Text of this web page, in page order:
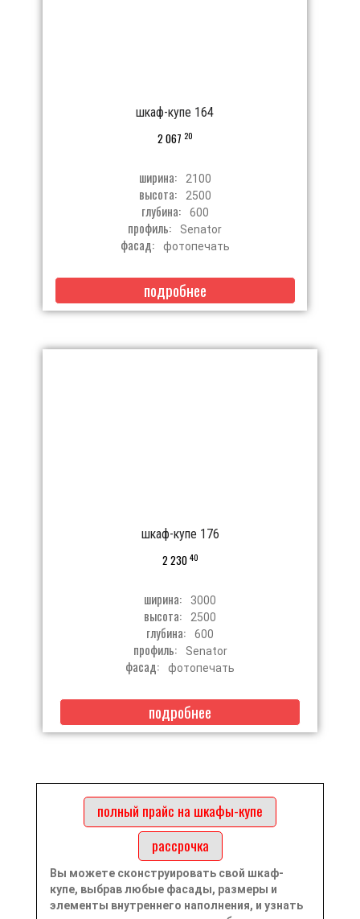
шкаф-купе 164
2 067 20
ширина: 2100
высота: 2500
глубина: 600
профиль: Senator
фасад: фотопечать
подробнее
шкаф-купе 176
2 230 40
ширина: 3000
высота: 2500
глубина: 600
профиль: Senator
фасад: фотопечать
подробнее
полный прайс на шкафы-купе
рассрочка
Вы можете сконструировать свой шкаф-
купе, выбрав любые фасады, размеры и
элементы внутреннего наполнения, и узнать